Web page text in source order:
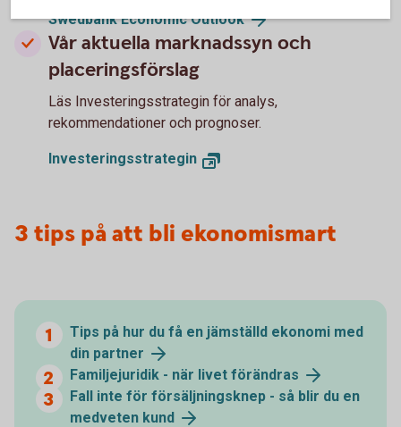
Swedbank Economic Outlook
Vår aktuella marknadssyn och
placeringsförslag
Läs Investeringsstrategin för analys,
rekommendationer och prognoser.
Investeringsstrategin
3 tips på att bli ekonomismart
Tips på hur du få en jämställd ekonomi med
din partner
Familjejuridik - när livet förändras
Fall inte för försäljningsknep - så blir du en
medveten kund